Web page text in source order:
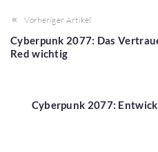
Vorheriger Artikel
Cyberpunk 2077: Das
Red wichtig
Cyberpunk 2077: